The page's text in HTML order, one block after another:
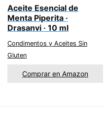
Aceite Esencial de
Menta Piperita ·
Drasanvi · 10 ml
Condimentos y Aceites Sin
Gluten
Comprar en Amazon